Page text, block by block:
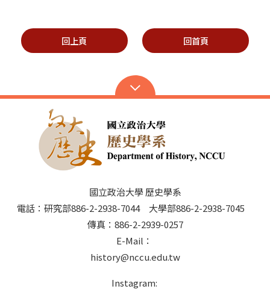
回上頁 回首頁
國立政治大學 歷史學系
電話：研究部886-2-2938-7044 大學部886-2-2938-7045
傳真：886-2-2939-0257
E-Mail：
history@nccu.edu.tw
Instagram: